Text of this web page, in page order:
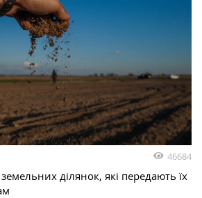
46684
ділянок, які передають їх